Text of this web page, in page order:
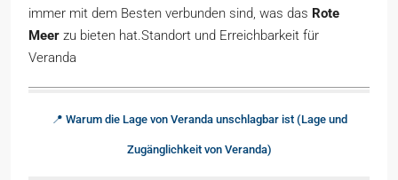
immer mit dem Besten verbunden sind, was das Rote
Meer zu bieten hat.Standort und Erreichbarkeit für
Veranda
📍 Warum die Lage von Veranda unschlagbar ist (Lage und
Zugänglichkeit von Veranda)